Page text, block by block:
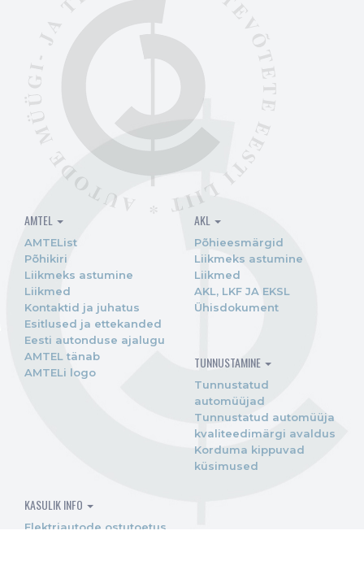
AMTEL
AMTEList
Põhikiri
Liikmeks astumine
Liikmed
Kontaktid ja juhatus
Esitlused ja ettekanded
Eesti autonduse ajalugu
AMTEL tänab
AMTELi logo
AKL
Põhieesmärgid
Liikmeks astumine
Liikmed
AKL, LKF JA EKSL
Ühisdokument
TUNNUSTAMINE
Tunnustatud
automüüjad
Tunnustatud automüüja
kvaliteedimärgi avaldus
Korduma kippuvad
küsimused
KASULIK INFO
Elektriautode ostutoetus